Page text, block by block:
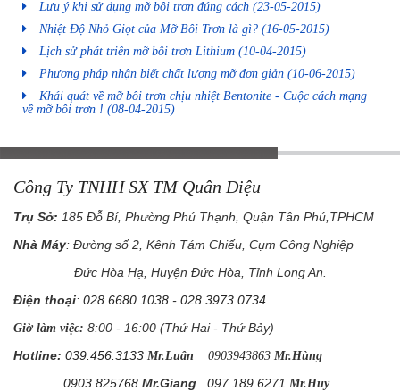
Lưu ý khi sử dụng mỡ bôi trơn đúng cách (23-05-2015)
Nhiệt Độ Nhỏ Giọt của Mỡ Bôi Trơn là gì? (16-05-2015)
Lịch sử phát triễn mỡ bôi trơn Lithium (10-04-2015)
Phương pháp nhận biết chất lượng mỡ đơn giản (10-06-2015)
Khái quát về mỡ bôi trơn chịu nhiệt Bentonite - Cuộc cách mạng
về mỡ bôi trơn ! (08-04-2015)
Công Ty TNHH SX TM Quân Diệu
Trụ Sở: 185 Đỗ Bí, Phường Phú Thạnh, Quận Tân Phú,TPHCM
Nhà Máy: Đường số 2, Kênh Tám Chiếu, Cụm Công Nghiệp
Đức Hòa Hạ, Huyện Đức Hòa, Tỉnh Long An.
Điện thoại: 028 6680 1038 - 028 3973 0734
Giờ làm việc: 8:00 - 16:00 (Thứ Hai - Thứ Bảy)
Hotline: 039.456.3133 Mr.Luân 0903943863 Mr.Hùng
0903 825768 Mr.Giang 097 189 6271 Mr.Huy